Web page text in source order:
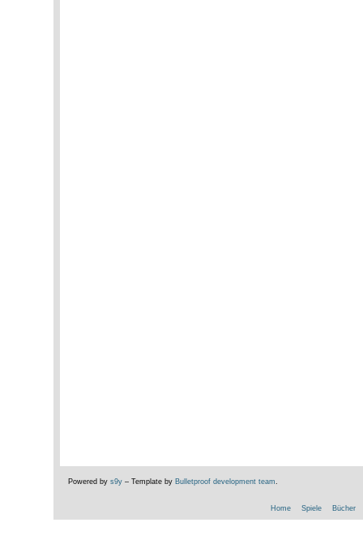
Powered by s9y– Template by Bulletproof development team
Home Spiele Bücher